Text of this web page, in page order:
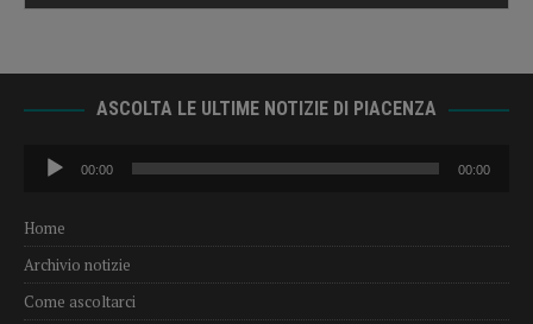
ASCOLTA LE ULTIME NOTIZIE DI PIACENZA
Audio
Player
00:00 00:00
Home
Archivio notizie
Come ascoltarci